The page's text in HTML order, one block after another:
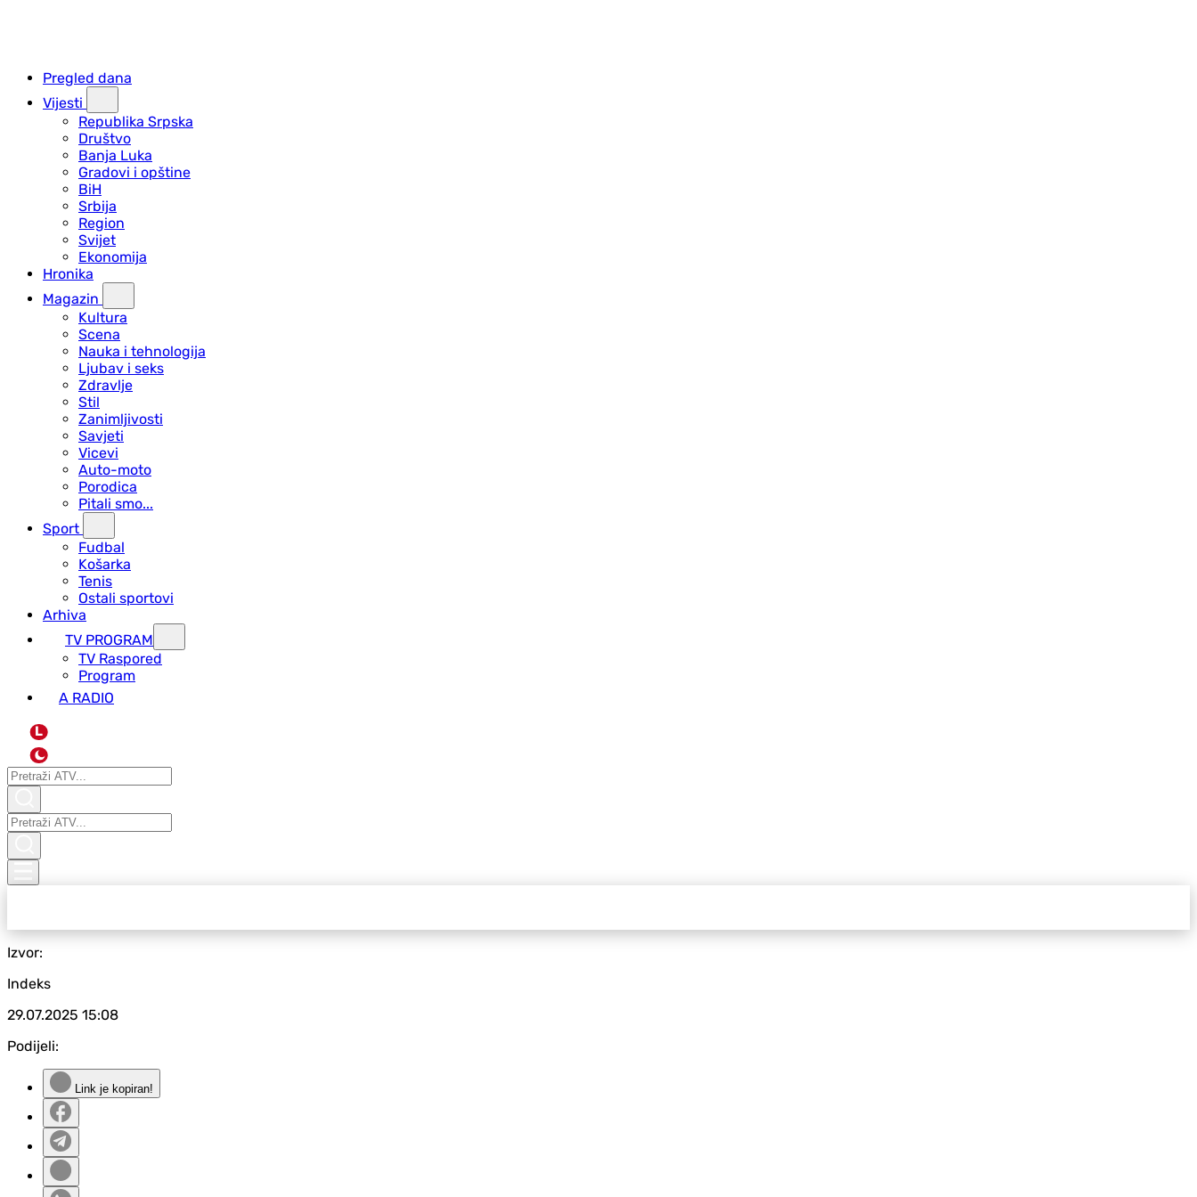
Pregled dana
Vijesti
Republika Srpska
Društvo
Banja Luka
Gradovi i opštine
BiH
Srbija
Region
Svijet
Ekonomija
Hronika
Magazin
Kultura
Scena
Nauka i tehnologija
Ljubav i seks
Zdravlje
Stil
Zanimljivosti
Savjeti
Vicevi
Auto-moto
Porodica
Pitali smo...
Sport
Fudbal
Košarka
Tenis
Ostali sportovi
Arhiva
TV PROGRAM
ТV Raspored
Program
A RADIO
L
Izvor:
Indeks
29.07.2025 15:08
Podijeli:
Link je kopiran!